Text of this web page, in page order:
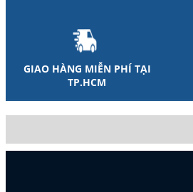
GIAO HÀNG MIỄN PHÍ TẠI
TP.HCM